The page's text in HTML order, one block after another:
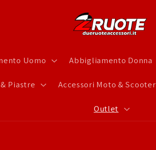
Uomo Abbigliamento Donna
Piastre Accessori Moto & Scooter
Outlet